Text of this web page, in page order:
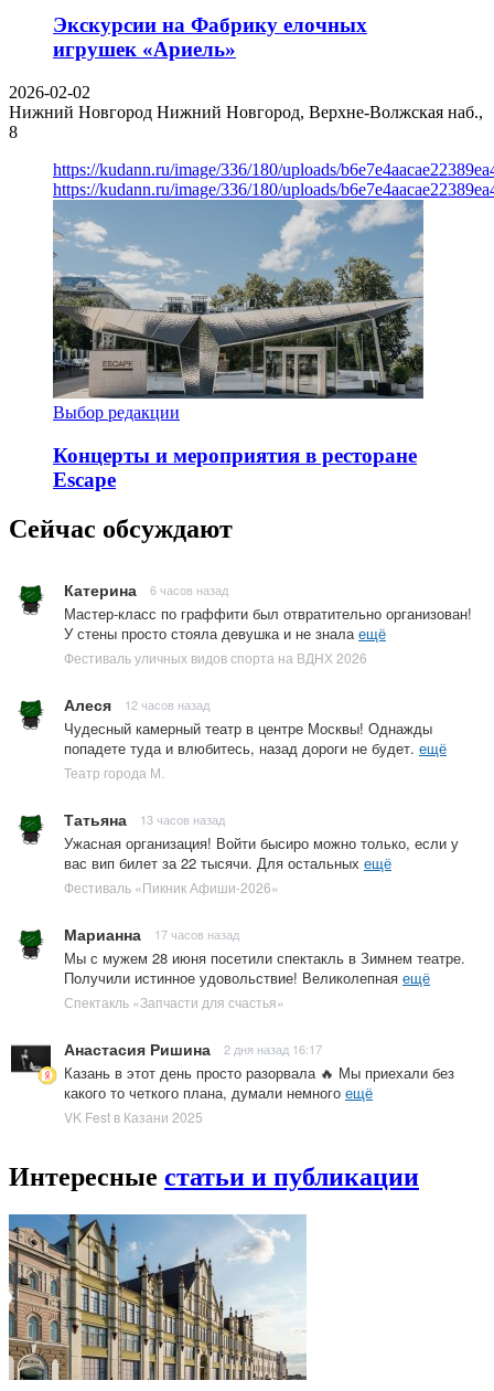
Экскурсии на Фабрику елочных
игрушек «Ариель»
2026-02-02
Нижний Новгород Нижний Новгород, Верхне-Волжская наб.,
8
https://kudann.ru/image/336/180/uploads/
https://kudann.ru/image/336/180/uploads/
Выбор редакции
Концерты и мероприятия в ресторане
Escape
Сейчас обсуждают
Катерина 6 часов назад
Мастер-класс по граффити был отвратительно организован!
У стены просто стояла девушка и не знала ещё
Фестиваль уличных видов спорта на ВДНХ 2026
Алеся 12 часов назад
Чудесный камерный театр в центре Москвы! Однажды
попадете туда и влюбитесь, назад дороги не будет. ещё
Театр города М.
Татьяна 13 часов назад
Ужасная организация! Войти бысиро можно только, если у
вас вип билет за 22 тысячи. Для остальных ещё
Фестиваль «Пикник Афиши-2026»
Марианна 17 часов назад
Мы с мужем 28 июня посетили спектакль в Зимнем театре.
Получили истинное удовольствие! Великолепная ещё
Спектакль «Запчасти для счастья»
Анастасия Ришина 2 дня назад 16:17
Казань в этот день просто разорвала 🔥 Мы приехали без
какого то четкого плана, думали немного ещё
VK Fest в Казани 2025
Интересные статьи и публикации